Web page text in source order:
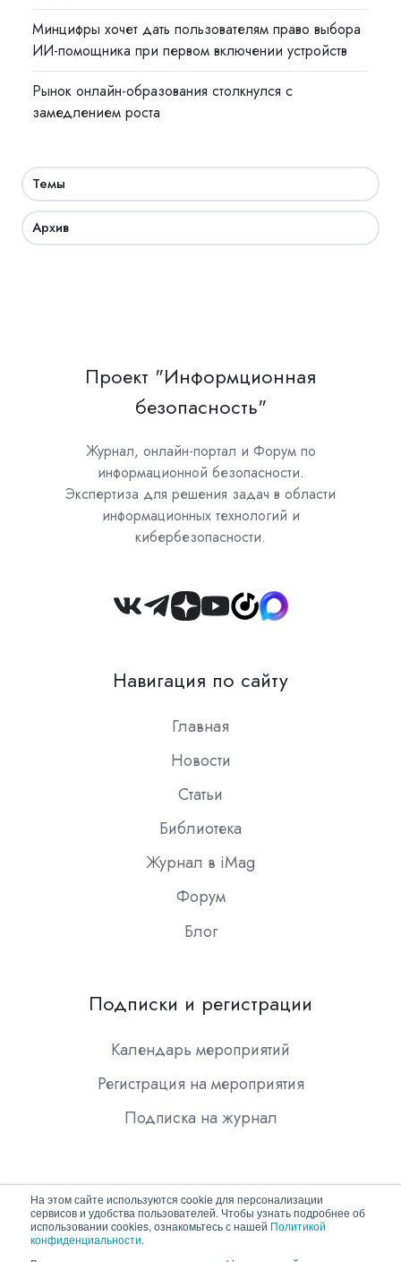
На этом сайте используются cookie для персонализации
сервисов и удобства пользователей. Чтобы узнать подробнее об
использовании cookies, ознакомьтесь с нашей Политикой
конфиденциальности.
Минцифры хочет дать пользователям право выбора
ИИ-помощника при первом включении устройств
Рынок онлайн-образования столкнулся с
замедлением роста
Темы
Архив
Проект "Информционная
безопасность"
Журнал, онлайн-портал и Форум по
информационной безопасности.
Экспертиза для решения задач в области
информационных технологий и
кибербезопасности.
Join
Slack
Навигация по сайту
Главная
Новости
Статьи
Библиотека
Журнал в iMag
Форум
Блог
Подписки и регистрации
Календарь мероприятий
Регистрация на мероприятия
Подписка на журнал
Copyright © 2026 ООО "Гротек"